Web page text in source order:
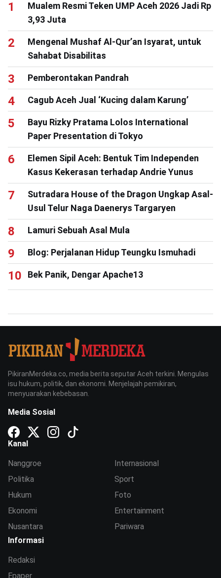
Mualem Resmi Teken UMP Aceh 2026 Jadi Rp
3,93 Juta
Mengenal Mushaf Al-Qur’an Isyarat, untuk
Sahabat Disabilitas
Pemberontakan Pandrah
Cagub Aceh Jual ‘Kucing dalam Karung’
Bayu Rizky Pratama Lolos International
Paper Presentation di Tokyo
Elemen Sipil Aceh: Bentuk Tim Independen
Kasus Kekerasan terhadap Andrie Yunus
Sutradara House of the Dragon Ungkap Asal-
Usul Telur Naga Daenerys Targaryen
Lamuri Sebuah Asal Mula
Blog: Perjalanan Hidup Teungku Ismuhadi
Bek Panik, Dengar Apache13
PikiranMerdeka.co, media berita seputar Aceh terkini. Mengulas
isu hukum, politik, dan ekonomi. Menjelajah pemikiran,
menyuarakan kebebasan.
Media Sosial
Kanal
Nanggroe
Politika
Hukum
Ekonomi
Nusantara
Internasional
Sport
Foto
Entertainment
Pariwara
Informasi
Redaksi
Epaper